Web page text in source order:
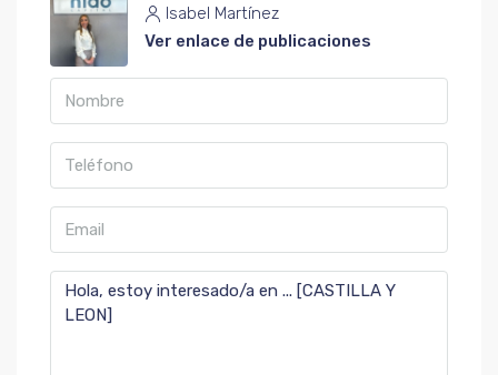
Isabel Martínez
Ver enlace de publicaciones